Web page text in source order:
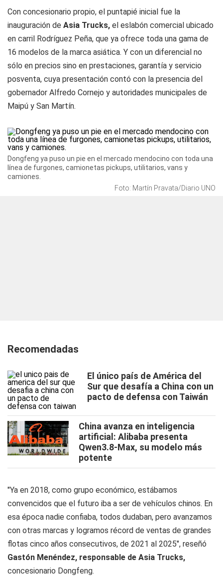
Con concesionario propio, el puntapié inicial fue la
inauguración de Asia Trucks, el eslabón comercial ubicado
en carril Rodríguez Peña, que ya ofrece toda una gama de
16 modelos de la marca asiática. Y con un diferencial no
sólo en precios sino en prestaciones, garantía y servicio
posventa, cuya presentación contó con la presencia del
gobernador Alfredo Cornejo y autoridades municipales de
Maipú y San Martín.
Dongfeng ya puso un pie en el mercado mendocino con toda una
línea de furgones, camionetas pickups, utilitarios, vans y
camiones.
Foto: Martín Pravata/Diario UNO
Recomendadas
El único país de América del
Sur que desafía a China con un
pacto de defensa con Taiwán
China avanza en inteligencia
artificial: Alibaba presenta
Qwen3.8-Max, su modelo más
potente
"Ya en 2018, como grupo económico, estábamos
convencidos que el futuro iba a ser de vehículos chinos. En
esa época nadie confiaba, todos dudaban, pero avanzamos
con otras marcas y logramos récord de ventas de grandes
flotas cinco años consecutivos, de 2021 al 2025", reseñó
Gastón Menéndez, responsable de Asia Trucks,
concesionario Dongfeng.